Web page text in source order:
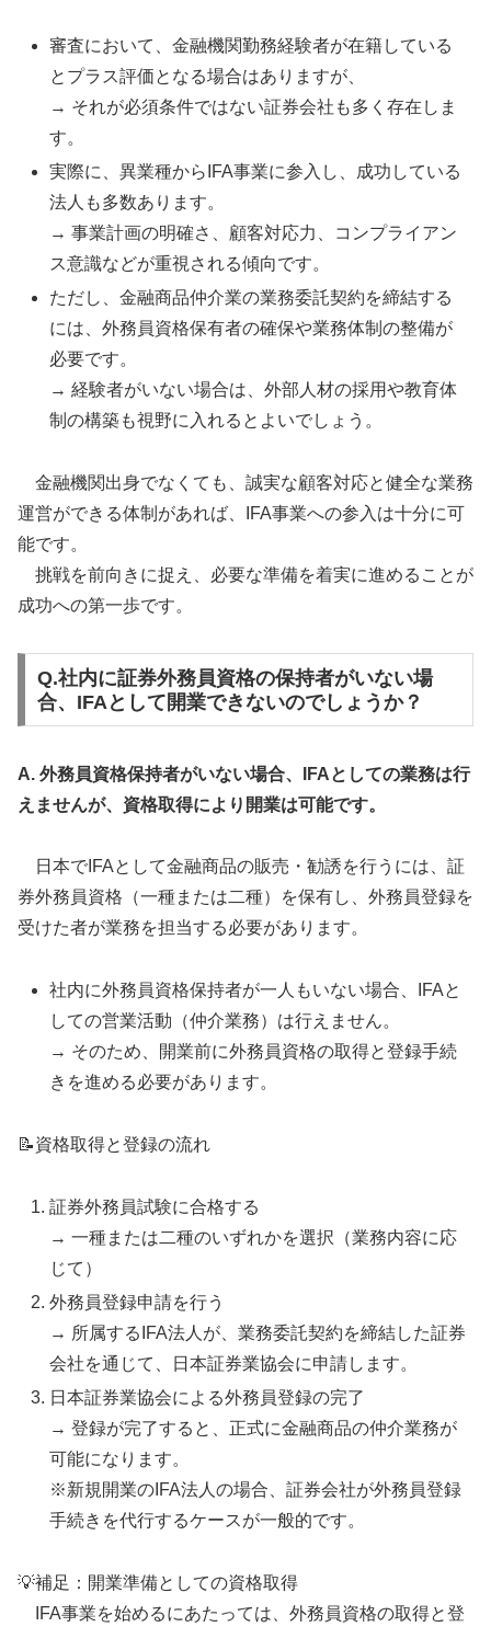
審査において、金融機関勤務経験者が在籍している
とプラス評価となる場合はありますが、
→ それが必須条件ではない証券会社も多く存在しま
す。
実際に、異業種からIFA事業に参入し、成功している
法人も多数あります。
→ 事業計画の明確さ、顧客対応力、コンプライアン
ス意識などが重視される傾向です。
ただし、金融商品仲介業の業務委託契約を締結する
には、外務員資格保有者の確保や業務体制の整備が
必要です。
→ 経験者がいない場合は、外部人材の採用や教育体
制の構築も視野に入れるとよいでしょう。
金融機関出身でなくても、誠実な顧客対応と健全な業務
運営ができる体制があれば、IFA事業への参入は十分に可
能です。
挑戦を前向きに捉え、必要な準備を着実に進めることが
成功への第一歩です。
Q.社内に証券外務員資格の保持者がいない場
合、IFAとして開業できないのでしょうか？
A. 外務員資格保持者がいない場合、IFAとしての業務は行
えませんが、資格取得により開業は可能です。
日本でIFAとして金融商品の販売・勧誘を行うには、証
券外務員資格（一種または二種）を保有し、外務員登録を
受けた者が業務を担当する必要があります。
社内に外務員資格保持者が一人もいない場合、IFAと
しての営業活動（仲介業務）は行えません。
→ そのため、開業前に外務員資格の取得と登録手続
きを進める必要があります。
📝資格取得と登録の流れ
証券外務員試験に合格する
→ 一種または二種のいずれかを選択（業務内容に応
じて）
外務員登録申請を行う
→ 所属するIFA法人が、業務委託契約を締結した証券
会社を通じて、日本証券業協会に申請します。
日本証券業協会による外務員登録の完了
→ 登録が完了すると、正式に金融商品の仲介業務が
可能になります。
※新規開業のIFA法人の場合、証券会社が外務員登録
手続きを代行するケースが一般的です。
💡補足：開業準備としての資格取得
IFA事業を始めるにあたっては、外務員資格の取得と登